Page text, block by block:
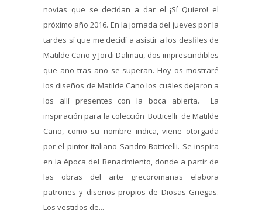
novias que se decidan a dar el ¡Sí Quiero! el
próximo año 2016. En la jornada del jueves por la
tardes sí que me decidí a asistir a los desfiles de
Matilde Cano y Jordi Dalmau, dos imprescindibles
que año tras año se superan. Hoy os mostraré
los diseños de Matilde Cano los cuáles dejaron a
los allí presentes con la boca abierta. La
inspiración para la colección 'Botticelli' de Matilde
Cano, como su nombre indica, viene otorgada
por el pintor italiano Sandro Botticelli. Se inspira
en la época del Renacimiento, donde a partir de
las obras del arte grecoromanas elabora
patrones y diseños propios de Diosas Griegas.
Los vestidos de...